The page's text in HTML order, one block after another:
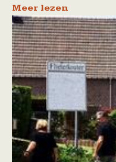
Meer lezen